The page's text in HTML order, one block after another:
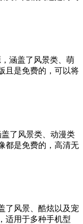
涵盖了风景类、萌
且是免费的，可以将
了风景类、动漫类
都是免费的，高清无
了风景、酷炫以及宠
适用于多种手机型